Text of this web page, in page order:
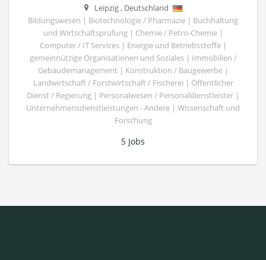
Leipzig, Deutschland
Bildungswesen | Biotechnologie / Pharmazie | Buchhaltung
und Wirtschaftsprüfung | Chemie / Petro-Chemie |
Computer / IT Services | Energie und Betriebsstoffe |
gemeinnützige Organisationen und Soziales | Immobilien /
Gebäudemanagement | Konstruktion / Baugewerbe |
Landwirtschaft / Forstwirtschaft / Fischerei | Öffentlicher
Dienst / Regierung | Personalwesen / Personaldienstleister |
Unternehmensdienstleistungen - Andere | Wissenschaft und
Forschung
5 Jobs